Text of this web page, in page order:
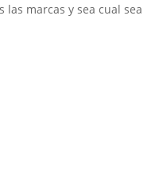
las marcas y sea cual sea